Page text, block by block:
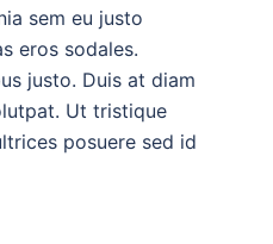
sem eu justo
eros sodales.
justo. Duis at diam
Ut tristique
posuere sed id